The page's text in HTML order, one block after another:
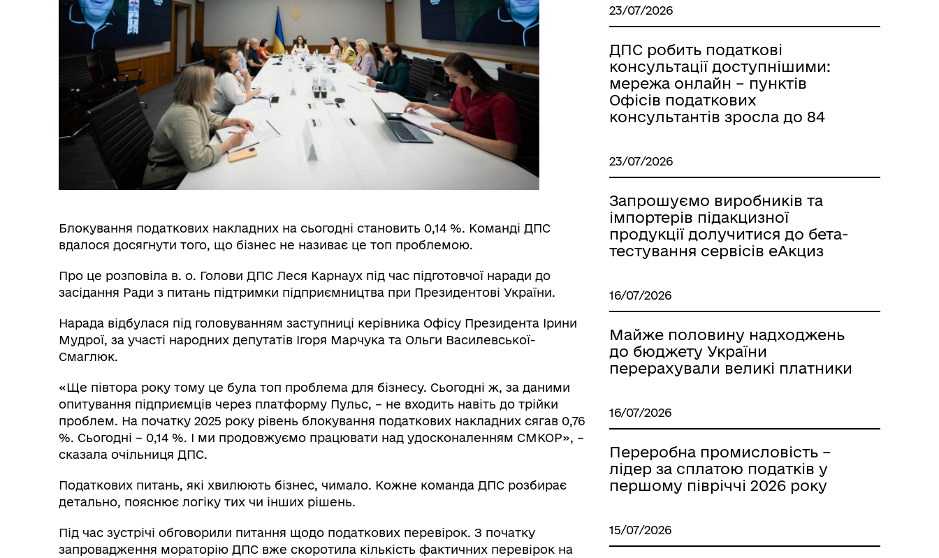
Блокування податкових накладних на сьогодні становить 0,14 %. Команді ДПС
вдалося досягнути того, що бізнес не називає це топ проблемою.
Про це розповіла в. о. Голови ДПС Леся Карнаух під час підготовчої наради до
засідання Ради з питань підтримки підприємництва при Президентові України.
Нарада відбулася під головуванням заступниці керівника Офісу Президента Ірини
Мудрої, за участі народних депутатів Ігоря Марчука та Ольги Василевської-
Смаглюк.
«Ще півтора року тому це була топ проблема для бізнесу. Сьогодні ж, за даними
опитування підприємців через платформу Пульс, – не входить навіть до трійки
проблем. На початку 2025 року рівень блокування податкових накладних сягав 0,76
%. Сьогодні – 0,14 %. І ми продовжуємо працювати над удосконаленням СМКОР», –
сказала очільниця ДПС.
Податкових питань, які хвилюють бізнес, чимало. Кожне команда ДПС розбирає
детально, пояснює логіку тих чи інших рішень.
Під час зустрічі обговорили питання щодо податкових перевірок. З початку
запровадження мораторію ДПС вже скоротила кількість фактичних перевірок на
23/07/2026
ДПС робить податкові
консультації доступнішими:
мережа онлайн – пунктів
Офісів податкових
консультантів зросла до 84
23/07/2026
Запрошуємо виробників та
імпортерів підакцизної
продукції долучитися до бета-
тестування сервісів еАкциз
16/07/2026
Майже половину надходжень
до бюджету України
перерахували великі платники
16/07/2026
Переробна промисловість –
лідер за сплатою податків у
першому півріччі 2026 року
15/07/2026